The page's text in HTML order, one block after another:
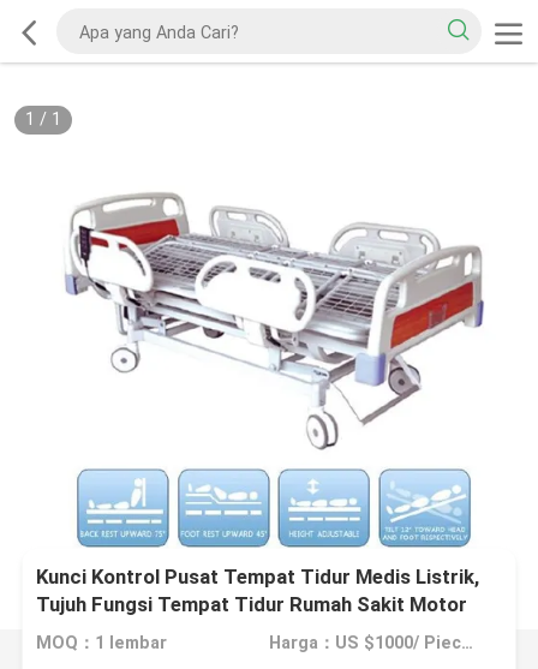
1 / 1
Kunci Kontrol Pusat Tempat Tidur Medis Listrik,
Tujuh Fungsi Tempat Tidur Rumah Sakit Motor
Adjustable
MOQ：1 lembar Harga：US $1000/ Pieces